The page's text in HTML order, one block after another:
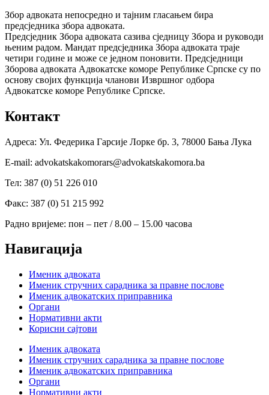
Збор адвоката непосредно и тајним гласањем бира
предсједника збора адвоката.
Предсједник Збора адвоката сазива сједницу Збора и руководи
њеним радом. Мандат предсједника Збора адвоката траје
четири године и може се једном поновити. Предсједници
Зборова адвоката Адвокатске коморе Републике Српске су по
основу својих функција чланови Извршног одбора
Адвокатске коморе Републике Српске.
Контакт
Адреса: Ул. Федерика Гарсије Лорке бр. 3, 78000 Бања Лука
Е-mail: advokatskakomorars@advokatskakomora.ba
Тел: 387 (0) 51 226 010
Факс: 387 (0) 51 215 992
Радно вријеме: пон – пет / 8.00 – 15.00 часова
Навигација
Именик адвоката
Именик стручних сарадника за правне послове
Именик адвокатских приправника
Органи
Нормативни акти
Корисни сајтови
Именик адвоката
Именик стручних сарадника за правне послове
Именик адвокатских приправника
Органи
Нормативни акти